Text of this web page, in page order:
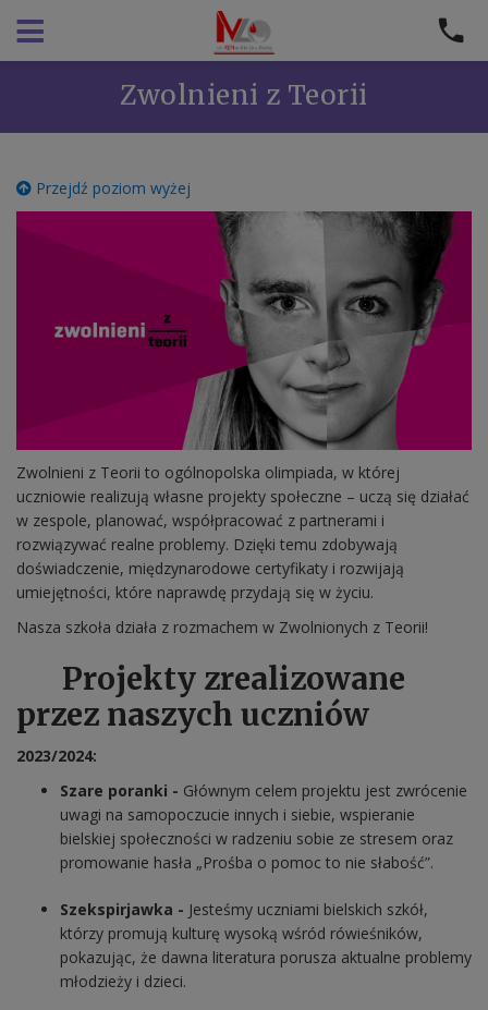
Zwolnieni z Teorii
Przejdź poziom wyżej
Zwolnieni z Teorii to ogólnopolska olimpiada, w której
uczniowie realizują własne projekty społeczne – uczą się działać
w zespole, planować, współpracować z partnerami i
rozwiązywać realne problemy. Dzięki temu zdobywają
doświadczenie, międzynarodowe certyfikaty i rozwijają
umiejętności, które naprawdę przydają się w życiu.
Nasza szkoła działa z rozmachem w Zwolnionych z Teorii!
Projekty zrealizowane
przez naszych uczniów
2023/2024:
Szare poranki - Głównym celem projektu jest zwrócenie
uwagi na samopoczucie innych i siebie, wspieranie
bielskiej społeczności w radzeniu sobie ze stresem oraz
promowanie hasła „Prośba o pomoc to nie słabość”.
Szekspirjawka - Jesteśmy uczniami bielskich szkół,
którzy promują kulturę wysoką wśród rówieśników,
pokazując, że dawna literatura porusza aktualne problemy
młodzieży i dzieci.